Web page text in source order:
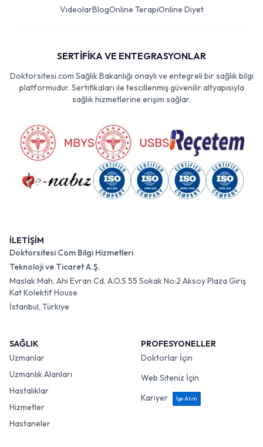
VideolarBlogOnline TerapiOnline Diyet
SERTİFİKA VE ENTEGRASYONLAR
Doktorsitesi.com Sağlık Bakanlığı onaylı ve entegreli bir sağlık bilgi
platformudur. Sertifikaları ile tescillenmiş güvenilir altyapısıyla
sağlık hizmetlerine erişim sağlar.
İLETİŞİM
Doktorsitesi Com Bilgi Hizmetleri
Teknoloji ve Ticaret A.Ş.
Maslak Mah. Ahi Evran Cd. A.O.S 55 Sokak No:2 Aksoy Plaza Giriş
Kat Kolektif House
İstanbul, Türkiye
SAĞLIK
Uzmanlar
Uzmanlık Alanları
Hastalıklar
Hizmetler
Hastaneler
PROFESYONELLER
Doktorlar İçin
Web Siteniz İçin
Kariyer
İşe Alım